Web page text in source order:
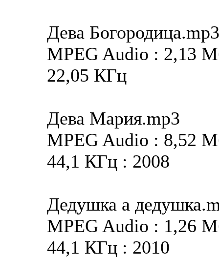
Дева Богородица.mp3
MPEG Audio : 2,13
22,05 КГц
Дева Мария.mp3
MPEG Audio : 8,52
44,1 КГц : 2008
Дедушка а
MPEG Audio : 1,26
44,1 КГц : 2010